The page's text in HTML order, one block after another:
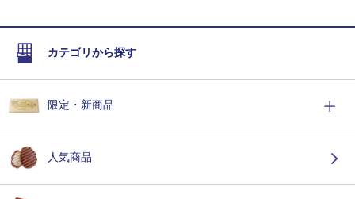
カテゴリから探す
限定・新商品
人気商品